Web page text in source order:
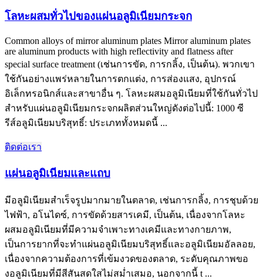
โลหะผสมทั่วไปของแผ่นอลูมิเนียมกระจก
Common alloys of mirror aluminum plates Mirror aluminum plates
are aluminum products with high reflectivity and flatness after
special surface treatment (เช่นการขัด, การกลิ้ง, เป็นต้น). พวกเขา
ใช้กันอย่างแพร่หลายในการตกแต่ง, การส่องแสง, อุปกรณ์
อิเล็กทรอนิกส์และสาขาอื่น ๆ. โลหะผสมอลูมิเนียมที่ใช้กันทั่วไป
สำหรับแผ่นอลูมิเนียมกระจกผลิตส่วนใหญ่ดังต่อไปนี้: 1000 ซี
รีส์อลูมิเนียมบริสุทธิ์: ประเภททั้งหมดนี้ ...
ติดต่อเรา
แผ่นอลูมิเนียมและแถบ
มีอลูมิเนียมสำเร็จรูปมากมายในตลาด, เช่นการกลิ้ง, การชุบด้วย
ไฟฟ้า, อโนไดซ์, การขัดด้วยสารเคมี, เป็นต้น, เนื่องจากโลหะ
ผสมอลูมิเนียมที่มีความจำเพาะทางเคมีและทางกายภาพ,
เป็นการยากที่จะทำแผ่นอลูมิเนียมบริสุทธิ์และอลูมิเนียมอัลลอย,
เนื่องจากความต้องการที่เข้มงวดของตลาด, ระดับคุณภาพขอ
งอลูมิเนียมที่มีสีสันสดใสไม่สม่ำเสมอ, นอกจากนี้ t ...